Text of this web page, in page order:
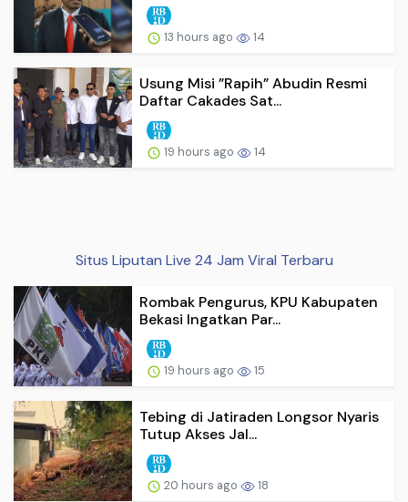
13 hours ago 14
Usung Misi ”Rapih” Abudin Resmi
Daftar Cakades Sat...
19 hours ago 14
Situs Liputan Live 24 Jam Viral Terbaru
Rombak Pengurus, KPU Kabupaten
Bekasi Ingatkan Par...
19 hours ago 15
Tebing di Jatiraden Longsor Nyaris
Tutup Akses Jal...
20 hours ago 18